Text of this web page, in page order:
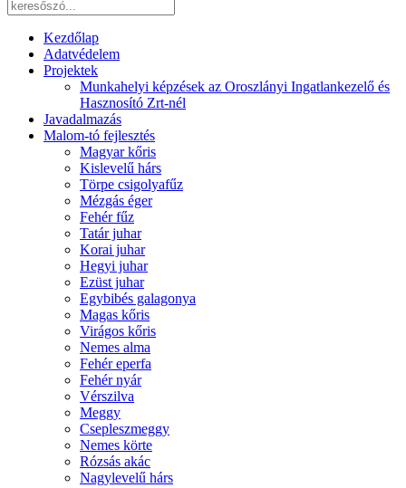
Kezdőlap
Adatvédelem
Projektek
Munkahelyi képzések az Oroszlányi Ingatlankezelő és
Hasznosító Zrt-nél
Javadalmazás
Malom-tó fejlesztés
Magyar kőris
Kislevelű hárs
Törpe csigolyafűz
Mézgás éger
Fehér fűz
Tatár juhar
Korai juhar
Hegyi juhar
Ezüst juhar
Egybibés galagonya
Magas kőris
Virágos kőris
Nemes alma
Fehér eperfa
Fehér nyár
Vérszilva
Meggy
Csepleszmeggy
Nemes körte
Rózsás akác
Nagylevelű hárs